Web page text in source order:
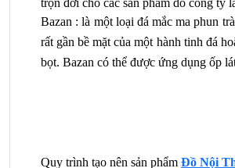
trọn đời cho các sản phẩm do công ty
Bazan : là một loại đá mắc ma phun
rất gần bề mặt của một hành tinh đá
bọt. Bazan có thể được ứng dụng ốp
Quy trình tạo nên sản phẩm Đồ Nội